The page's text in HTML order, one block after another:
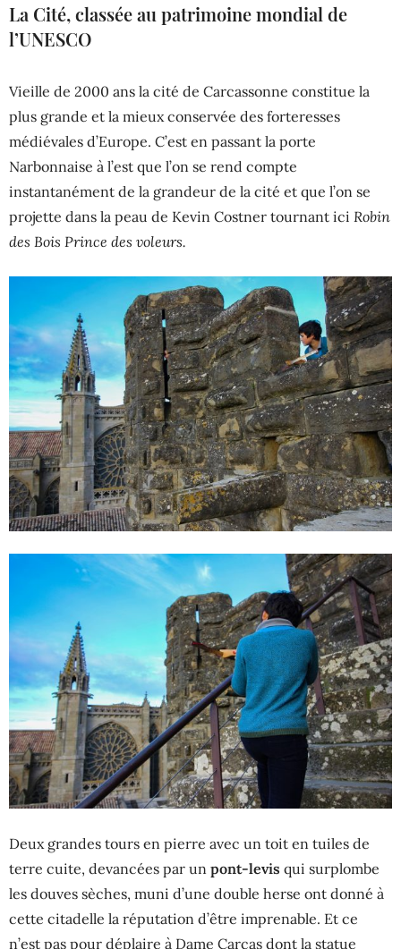
La Cité, classée au patrimoine mondial de
l’UNESCO
Vieille de 2000 ans la cité de Carcassonne constitue la
plus grande et la mieux conservée des forteresses
médiévales d’Europe. C’est en passant la porte
Narbonnaise à l’est que l’on se rend compte
instantanément de la grandeur de la cité et que l’on se
projette dans la peau de Kevin Costner tournant ici Robin
des Bois Prince des voleurs.
Deux grandes tours en pierre avec un toit en tuiles de
terre cuite, devancées par un pont-levis qui surplombe
les douves sèches, muni d’une double herse ont donné à
cette citadelle la réputation d’être imprenable. Et ce
n’est pas pour déplaire à Dame Carcas dont la statue